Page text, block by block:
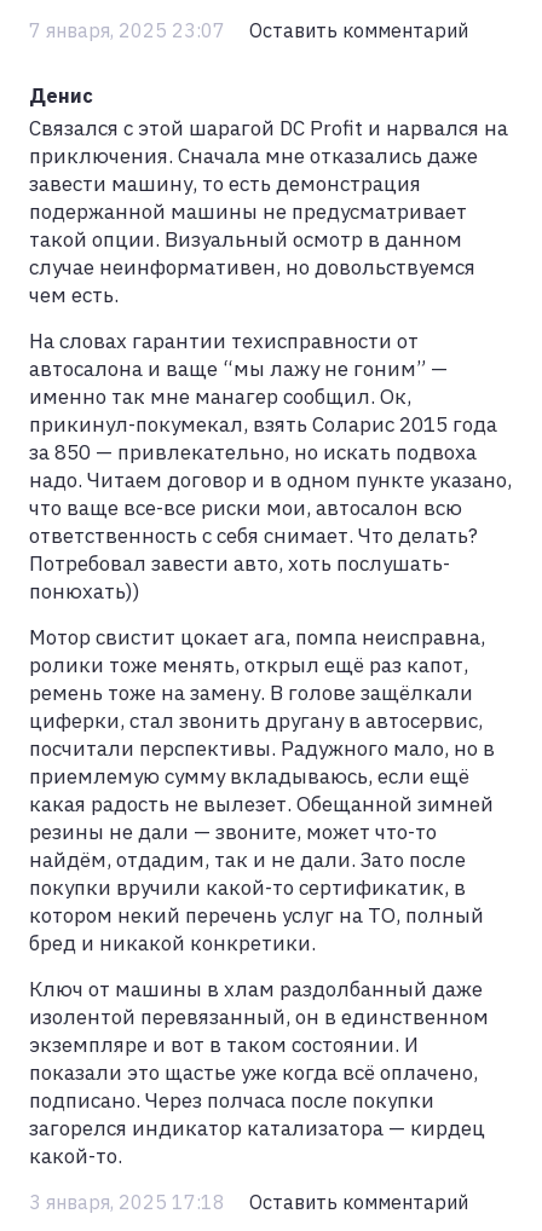
7 января, 2025 23:07 Оставить комментарий
Денис
Связался с этой шарагой DC Profit и нарвался на
приключения. Сначала мне отказались даже
завести машину, то есть демонстрация
подержанной машины не предусматривает
такой опции. Визуальный осмотр в данном
случае неинформативен, но довольствуемся
чем есть.
На словах гарантии техисправности от
автосалона и ваще “мы лажу не гоним” —
именно так мне манагер сообщил. Ок,
прикинул-покумекал, взять Соларис 2015 года
за 850 — привлекательно, но искать подвоха
надо. Читаем договор и в одном пункте указано,
что ваще все-все риски мои, автосалон всю
ответственность с себя снимает. Что делать?
Потребовал завести авто, хоть послушать-
понюхать))
Мотор свистит цокает ага, помпа неисправна,
ролики тоже менять, открыл ещё раз капот,
ремень тоже на замену. В голове защёлкали
циферки, стал звонить другану в автосервис,
посчитали перспективы. Радужного мало, но в
приемлемую сумму вкладываюсь, если ещё
какая радость не вылезет. Обещанной зимней
резины не дали — звоните, может что-то
найдём, отдадим, так и не дали. Зато после
покупки вручили какой-то сертификатик, в
котором некий перечень услуг на ТО, полный
бред и никакой конкретики.
Ключ от машины в хлам раздолбанный даже
изолентой перевязанный, он в единственном
экземпляре и вот в таком состоянии. И
показали это щастье уже когда всё оплачено,
подписано. Через полчаса после покупки
загорелся индикатор катализатора — кирдец
какой-то.
3 января, 2025 17:18 Оставить комментарий